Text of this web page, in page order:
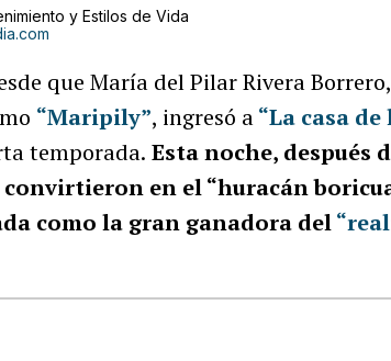
y Estilos de Vida
que María del Pilar Rivera
“Maripily”, ingresó a“La casa
temporada. Esta noche, después
en el “huracán
como la gran ganadora del